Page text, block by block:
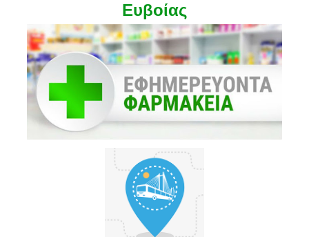
Ευβοίας